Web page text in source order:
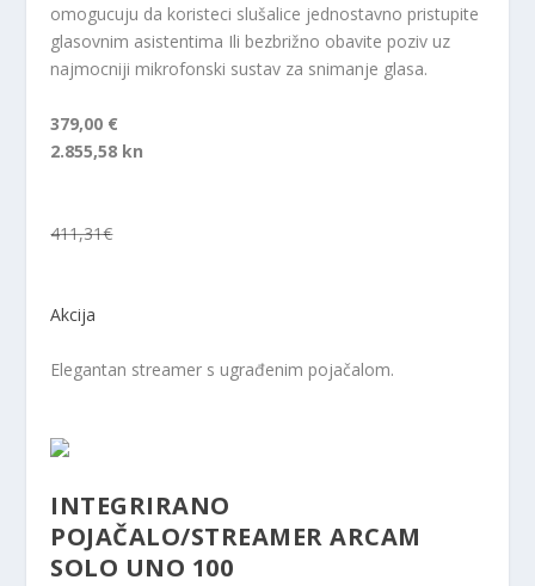
omogucuju da koristeci slušalice jednostavno pristupite
glasovnim asistentima Ili bezbrižno obavite poziv uz
najmocniji mikrofonski sustav za snimanje glasa.
379,00 €
2.855,58 kn
411,31€
Akcija
Elegantan streamer s ugrađenim pojačalom.
INTEGRIRANO
POJAČALO/STREAMER ARCAM
SOLO UNO 100